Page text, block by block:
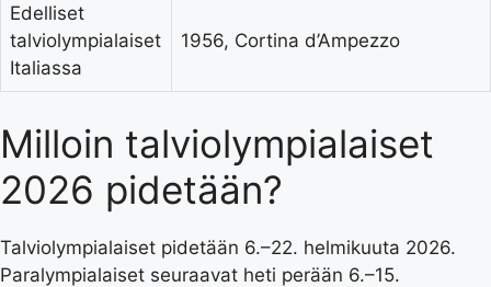
Edelliset
talviolympialaiset
Italiassa
1956, Cortina d’Ampezzo
Milloin talviolympialaiset
2026 pidetään?
Talviolympialaiset pidetään 6.–22. helmikuuta 2026.
Paralympialaiset seuraavat heti perään 6.–15.